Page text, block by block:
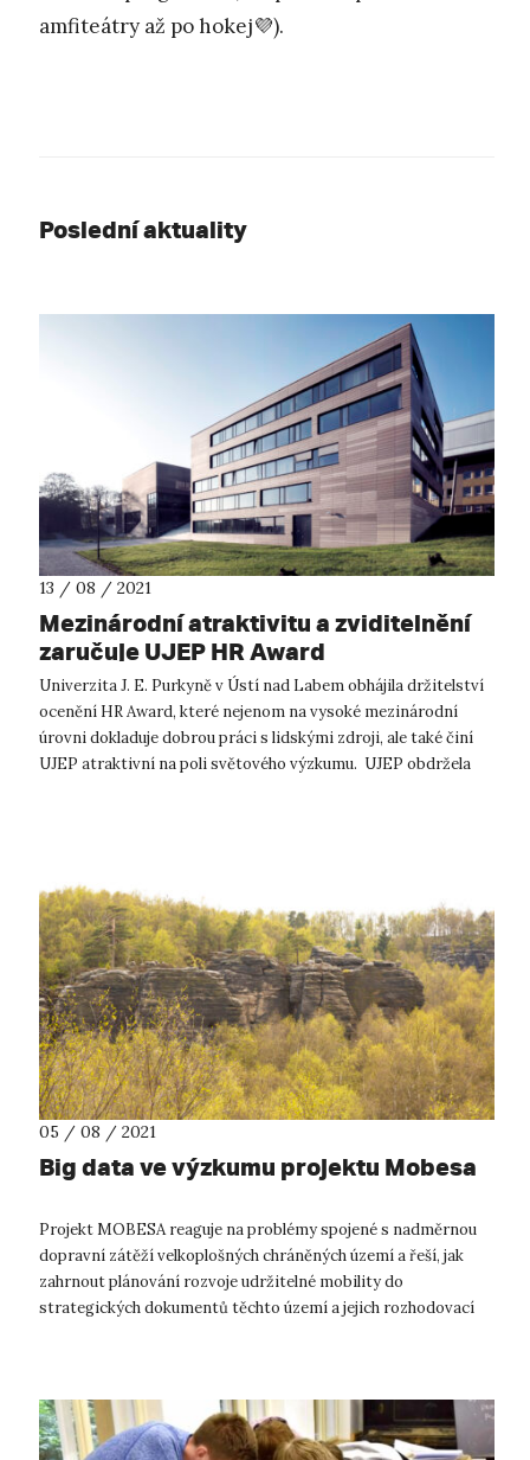
amfiteátry až po hokej💜).
Poslední aktuality
13 / 08 / 2021
Mezinárodní atraktivitu a zviditelnění
zaručuje UJEP HR Award
Univerzita J. E. Purkyně v Ústí nad Labem obhájila držitelství
ocenění HR Award, které nejenom na vysoké mezinárodní
úrovni dokladuje dobrou práci s lidskými zdroji, ale také činí
UJEP atraktivní na poli světového výzkumu. UJEP obdržela
05 / 08 / 2021
Big data ve výzkumu projektu Mobesa
Projekt MOBESA reaguje na problémy spojené s nadměrnou
dopravní zátěží velkoplošných chráněných území a řeší, jak
zahrnout plánování rozvoje udržitelné mobility do
strategických dokumentů těchto území a jejich rozhodovací